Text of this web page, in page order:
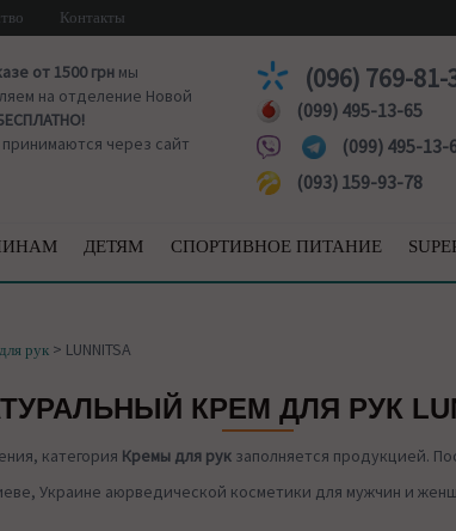
Контакты
от 1500 грнмы
на отделение Новой
через сайт
(096) 769-81-
(099) 495-13-65
(099) 495-13-
(093) 159-93-78
ДЕТЯМ СПОРТИВНОЕ ПИТАНИЕ
рук > LUNNITSA
КРЕМ ДЛЯ РУК
категория Кремы для рукзаполняется продукцией.
Украине аюрведической косметики для мужчин и